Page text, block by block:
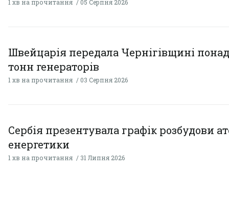
1 хв на прочитання 05 Серпня 2026
Швейцарія передала Чернігівщині
тонн генераторів
1 хв на прочитання 03 Серпня 2026
Сербія презентувала графік розбудови
енергетики
1 хв на прочитання 31 Липня 2026